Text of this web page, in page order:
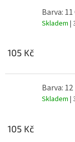
Barva:
Skladem |
105 Kč
Barva:
Skladem |
105 Kč